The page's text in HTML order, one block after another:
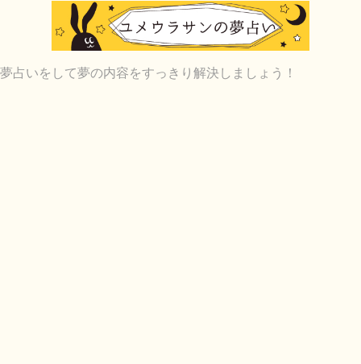
夢占いをして夢の内容をすっきり解決しましょう！